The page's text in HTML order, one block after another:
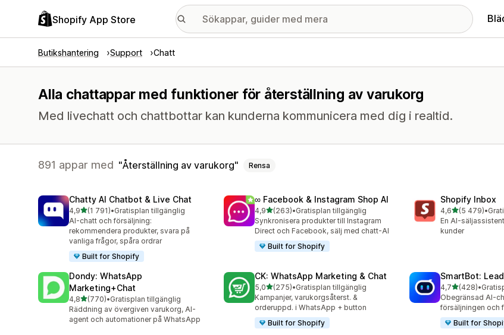
Shopify App Store
Butikshantering Support Chatt
Alla chattappar med funktioner för återställning av varukorg
Med livechatt och chattbottar kan kunderna kommunicera med dig i realtid.
891 appar med Återställning av varukorg Rensa
Chatty AI Chatbot & Live Chat
4,9av 5 stjärnor
(1 791)
1791 recensioner totalt
•Gratisplan tillgänglig
AI-chatt och försäljning:
rekommendera produkter, svara på
vanliga frågor, spåra ordrar
Built for Shopify
∞ Facebook & Instagram Shop AI
4,9av 5 stjärnor
(263)
263 recensioner totalt
•Gratisplan tillgänglig
Synkronisera produkter till Instagram
Direct och Facebook, sälj med chatt-AI
Built for Shopify
Shopify Inbox
4,6av 5 stjärnor
(5 479)
5479 recensioner
•
En AI-
kunder
Dondy: WhatsApp
Marketing+Chat
4,8av 5 stjärnor
(770)
770 recensioner totalt
•Gratisplan tillgänglig
Räddning av övergiven varukorg, AI-
agent och automationer på WhatsApp
CK: WhatsApp Marketing & Chat
5,0av 5 stjärnor
(275)
275 recensioner totalt
•Gratisplan tillgänglig
Kampanjer, varukorgsåterst. &
orderuppd. i WhatsApp + button
Built for Shopify
SmartBot:
4,7av 5 stjärnor
(428)
428 recensioner
•
Obegränsad AI-
försäljningen och
Built for